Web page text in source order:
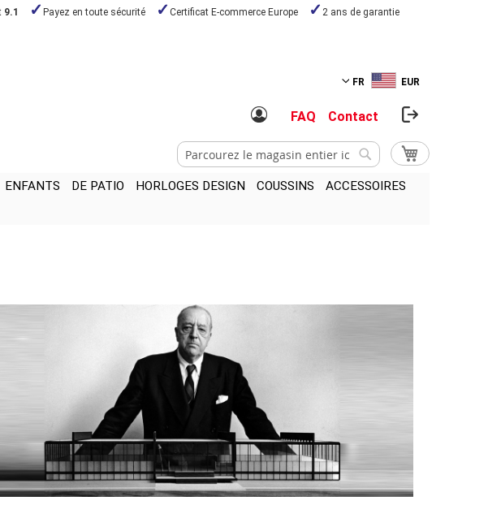
9.1 Payez en toute sécurité Certificat E-commerce Europe 2 ans de garantie
FR EUR
FAQ Contact
Mon panier
Chercher
ENFANTS DE PATIO HORLOGES DESIGN COUSSINS
ACCESSOIRES